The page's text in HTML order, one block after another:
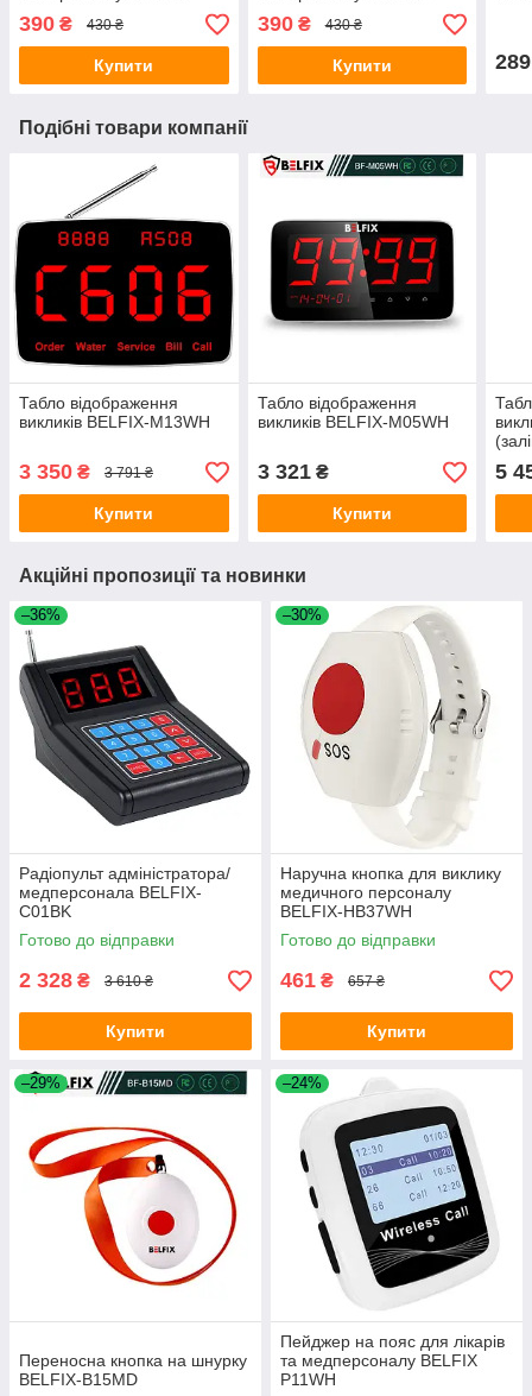
B02BK
390 ₴ 430 ₴
Купити
B02BR
390₴ 430 ₴
Купити 289
Подібні товари компанії
Табло відображення
викликів BELFIX-M13WH
3 350 ₴ 3 791 ₴
Купити
Табло відображення
викликів BELFIX-M05WH
3 321₴
Купити
5
Акційні пропозиції та новинки
–36%
Радіопульт адміністратора/
медперсонала BELFIX-
C01BK
Готово до відправки
2 328 ₴ 3 610 ₴
Купити
–30%
Наручна кнопка для виклику
медичного персоналу
BELFIX-HB37WH
Готово до відправки
461 ₴ 657 ₴
Купити
–29%
Переносна кнопка на шнурку
BELFIX-B15MD
–24%
Пейджер на пояс для лікарів
та медперсоналу BELFIX
P11WH